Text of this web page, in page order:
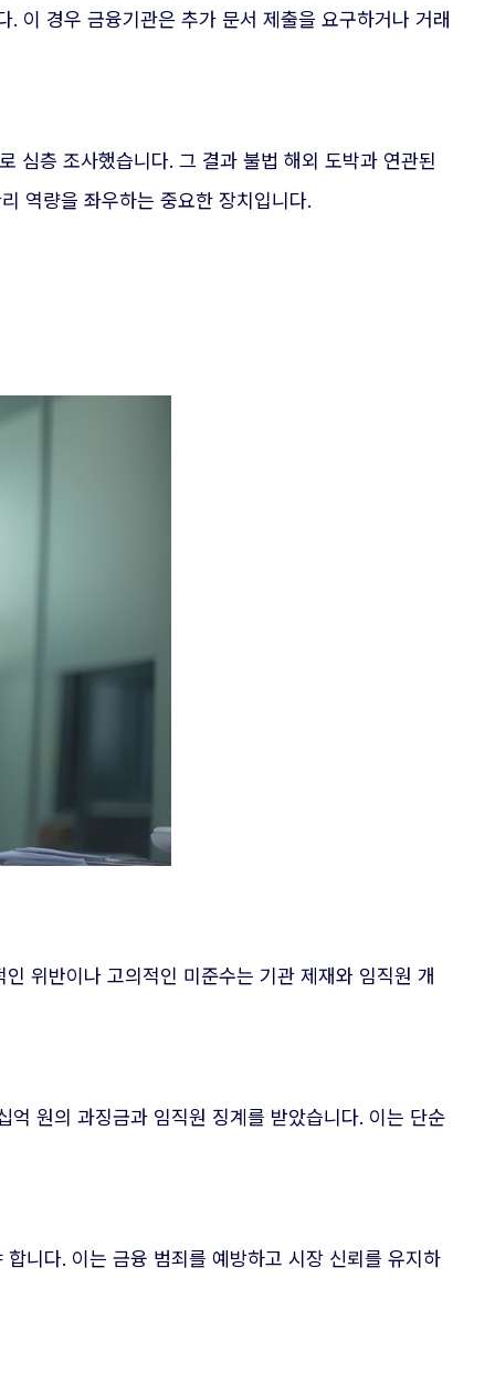
이 경우 금융기관은 추가 문서 제출을 요구하거나 거래
심층 조사했습니다. 그 결과 불법 해외 도박과 연관된
역량을 좌우하는 중요한 장치입니다.
위반이나 고의적인 미준수는 기관 제재와 임직원 개
원의 과징금과 임직원 징계를 받았습니다. 이는 단순
니다. 이는 금융 범죄를 예방하고 시장 신뢰를 유지하